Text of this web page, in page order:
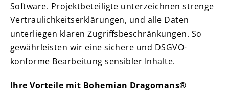
Software. Projektbeteiligte unterzeichnen strenge
Vertraulichkeitserklärungen, und alle Daten
unterliegen klaren Zugriffsbeschränkungen. So
gewährleisten wir eine sichere und DSGVO-
konforme Bearbeitung sensibler Inhalte.
Ihre Vorteile mit Bohemian Dragomans®